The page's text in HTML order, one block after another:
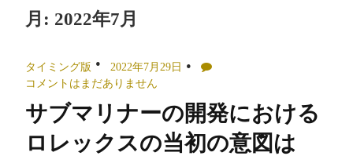
月: 2022年7月
タイミング版
2022年7月29日
コメントはまだありません
サブマリナーの開発における
ロレックスの当初の意図は